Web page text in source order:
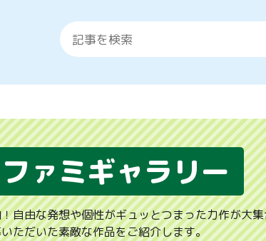
ァミギャラリー
自由な発想や個性がギュッとつまった力作が大
ただいた素敵な作品をご紹介します。